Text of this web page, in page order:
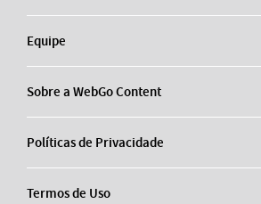
Equipe
Sobre a WebGo Content
Políticas de Privacidade
Termos de Uso